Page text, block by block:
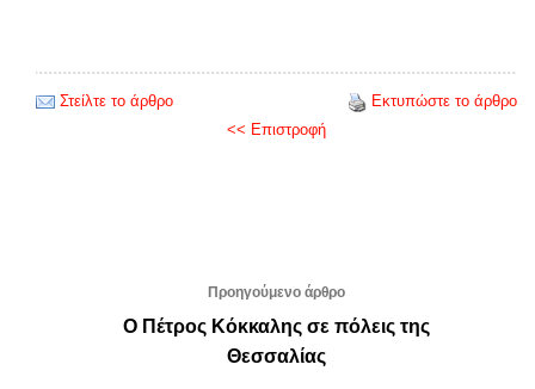
Στείλτε το άρθρο
Εκτυπώστε το άρθρο
<< Επιστροφή
Προηγούμενο άρθρο
Ο Πέτρος Κόκκαλης σε πόλεις της
Θεσσαλίας